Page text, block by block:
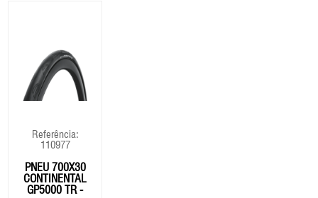
Referência:
110977
PNEU 700X30
CONTINENTAL
GP5000 TR -